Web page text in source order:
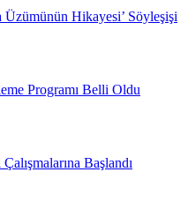
Üzümünün Hikayesi’ Söyleşişi
Programı Belli Oldu
Başlandı